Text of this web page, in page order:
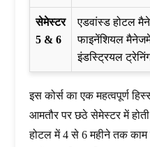
सेमेस्टर
5 & 6
एडवांस्ड होटल
फाइनेंशियल
इंडस्ट्रियल
इस कोर्स का एक महत्वपूर्ण
आमतौर पर छठे सेमेस्टर में
होटल में 4 से 6 महीने तक